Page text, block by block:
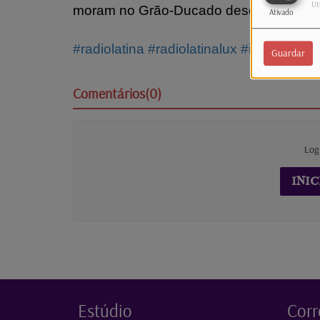
Ativado
Guardar
moram no Grão-Ducado desde a sua
#radiolatina #radiolatinalux #info #psd
Comentários(0)
Estúdio